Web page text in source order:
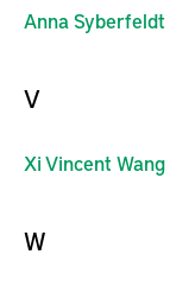
AnnaSyberfeldt
V
XiVincent Wang
W